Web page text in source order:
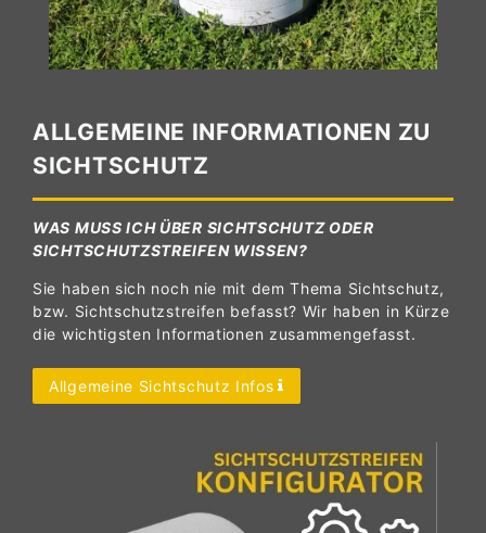
ALLGEMEINE INFORMATIONEN ZU
SICHTSCHUTZ
WAS MUSS ICH ÜBER SICHTSCHUTZ ODER
SICHTSCHUTZSTREIFEN WISSEN?
Sie haben sich noch nie mit dem Thema Sichtschutz,
bzw. Sichtschutzstreifen befasst? Wir haben in Kürze
die wichtigsten Informationen zusammengefasst.
Allgemeine Sichtschutz Infos